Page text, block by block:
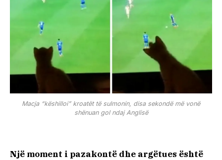
Macja “këshilloi” kroatët të sulmonin, disa sekondë më vonë
shënuan gol ndaj Anglisë
Një moment i pazakontë dhe argëtues është